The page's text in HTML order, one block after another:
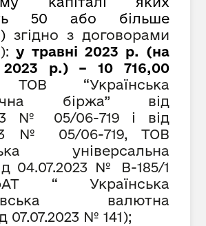
50 або більше
згідно з договорами
у травні 2023 р. (на
2023 р.) – 10 716,00
“Українська
біржа” від
№
05/06-719
і від
№
05/06-719, ТОВ
універсальна
04.07.2023 № В-185/1
“Українська
валютна
07.07.2023 № 141);